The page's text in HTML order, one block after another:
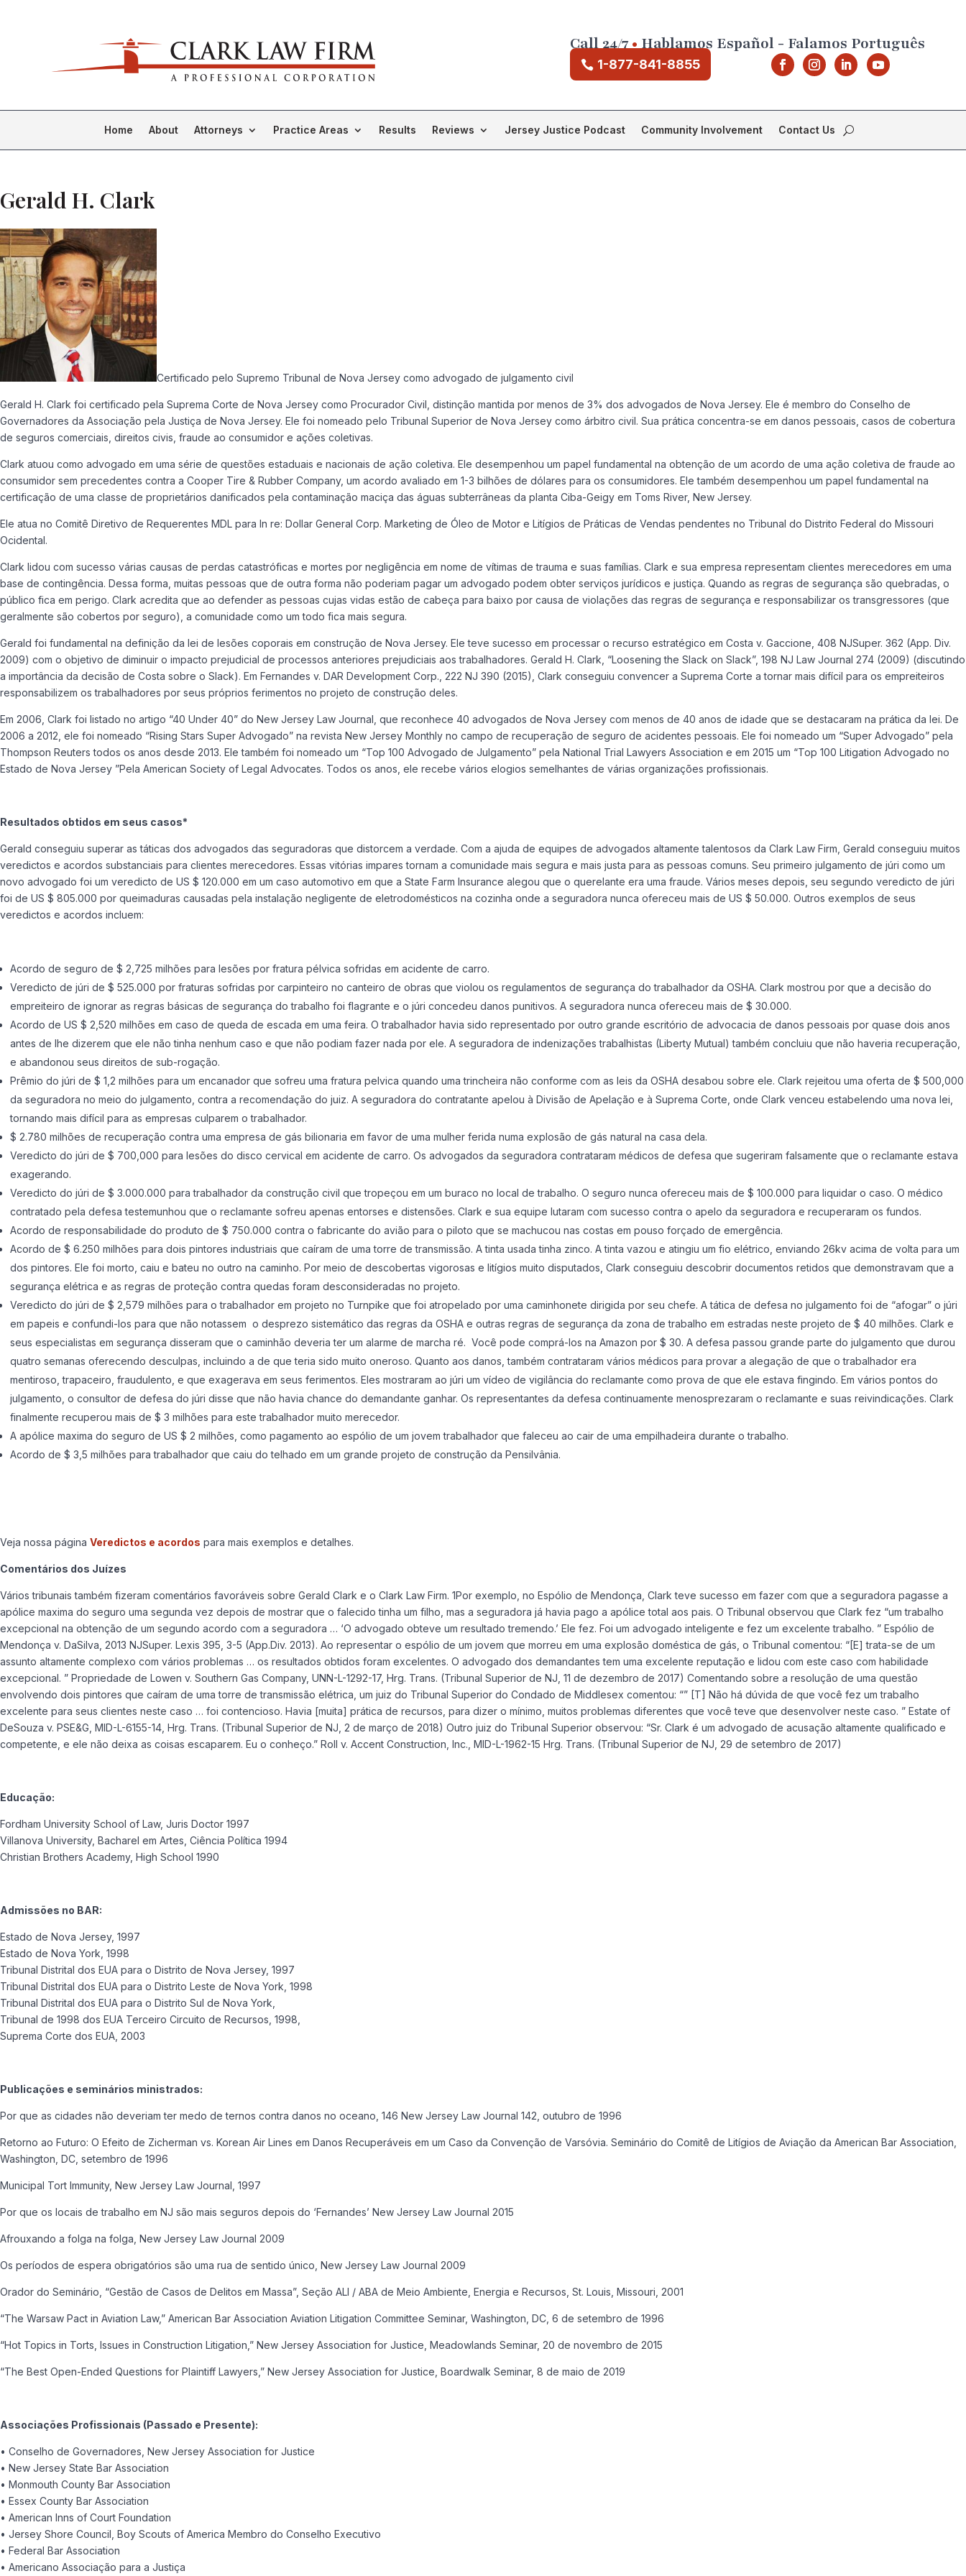
Call 24/7•Hablamos Español - Falamos Português
1-877-841-8855
Home About Attorneys Practice Areas Results Reviews Jersey Justice Podcast Community Involvement Contact Us
Gerald H. Clark
Certificado pelo Supremo Tribunal de Nova Jersey como advogado de julgamento civil
Gerald H. Clark foi certificado pela Suprema Corte de Nova Jersey como Procurador Civil, distinção mantida por menos de 3% dos advogados de Nova Jersey. Ele é membro do Conselho de
Governadores da Associação pela Justiça de Nova Jersey. Ele foi nomeado pelo Tribunal Superior de Nova Jersey como árbitro civil. Sua prática concentra-se em danos pessoais, casos de cobertura
de seguros comerciais, direitos civis, fraude ao consumidor e ações coletivas.
Clark atuou como advogado em uma série de questões estaduais e nacionais de ação coletiva. Ele desempenhou um papel fundamental na obtenção de um acordo de uma ação coletiva de fraude ao
consumidor sem precedentes contra a Cooper Tire & Rubber Company, um acordo avaliado em 1-3 bilhões de dólares para os consumidores. Ele também desempenhou um papel fundamental na
certificação de uma classe de proprietários danificados pela contaminação maciça das águas subterrâneas da planta Ciba-Geigy em Toms River, New Jersey.
Ele atua no Comitê Diretivo de Requerentes MDL para In re: Dollar General Corp. Marketing de Óleo de Motor e Litígios de Práticas de Vendas pendentes no Tribunal do Distrito Federal do Missouri
Ocidental.
Clark lidou com sucesso várias causas de perdas catastróficas e mortes por negligência em nome de vítimas de trauma e suas famílias. Clark e sua empresa representam clientes merecedores em uma
base de contingência. Dessa forma, muitas pessoas que de outra forma não poderiam pagar um advogado podem obter serviços jurídicos e justiça. Quando as regras de segurança são quebradas, o
público fica em perigo. Clark acredita que ao defender as pessoas cujas vidas estão de cabeça para baixo por causa de violações das regras de segurança e responsabilizar os transgressores (que
geralmente são cobertos por seguro), a comunidade como um todo fica mais segura.
Gerald foi fundamental na definição da lei de lesões coporais em construção de Nova Jersey. Ele teve sucesso em processar o recurso estratégico em Costa v. Gaccione, 408 NJSuper. 362 (App. Div.
2009) com o objetivo de diminuir o impacto prejudicial de processos anteriores prejudiciais aos trabalhadores. Gerald H. Clark, “Loosening the Slack on Slack”, 198 NJ Law Journal 274 (2009) (discutindo
a importância da decisão de Costa sobre o Slack). Em Fernandes v. DAR Development Corp., 222 NJ 390 (2015), Clark conseguiu convencer a Suprema Corte a tornar mais difícil para os empreiteiros
responsabilizem os trabalhadores por seus próprios ferimentos no projeto de construção deles.
Em 2006, Clark foi listado no artigo “40 Under 40” do New Jersey Law Journal, que reconhece 40 advogados de Nova Jersey com menos de 40 anos de idade que se destacaram na prática da lei. De
2006 a 2012, ele foi nomeado “Rising Stars Super Advogado” na revista New Jersey Monthly no campo de recuperação de seguro de acidentes pessoais. Ele foi nomeado um “Super Advogado” pela
Thompson Reuters todos os anos desde 2013. Ele também foi nomeado um “Top 100 Advogado de Julgamento” pela National Trial Lawyers Association e em 2015 um “Top 100 Litigation Advogado no
Estado de Nova Jersey ”Pela American Society of Legal Advocates. Todos os anos, ele recebe vários elogios semelhantes de várias organizações profissionais.
Resultados obtidos em seus casos*
Gerald conseguiu superar as táticas dos advogados das seguradoras que distorcem a verdade. Com a ajuda de equipes de advogados altamente talentosos da Clark Law Firm, Gerald conseguiu muitos
veredictos e acordos substanciais para clientes merecedores. Essas vitórias impares tornam a comunidade mais segura e mais justa para as pessoas comuns. Seu primeiro julgamento de júri como um
novo advogado foi um veredicto de US $ 120.000 em um caso automotivo em que a State Farm Insurance alegou que o querelante era uma fraude. Vários meses depois, seu segundo veredicto de júri
foi de US $ 805.000 por queimaduras causadas pela instalação negligente de eletrodomésticos na cozinha onde a seguradora nunca ofereceu mais de US $ 50.000. Outros exemplos de seus
veredictos e acordos incluem:
Acordo de seguro de $ 2,725 milhões para lesões por fratura pélvica sofridas em acidente de carro.
Veredicto de júri de $ 525.000 por fraturas sofridas por carpinteiro no canteiro de obras que violou os regulamentos de segurança do trabalhador da OSHA. Clark mostrou por que a decisão do
empreiteiro de ignorar as regras básicas de segurança do trabalho foi flagrante e o júri concedeu danos punitivos. A seguradora nunca ofereceu mais de $ 30.000.
Acordo de US $ 2,520 milhões em caso de queda de escada em uma feira. O trabalhador havia sido representado por outro grande escritório de advocacia de danos pessoais por quase dois anos
antes de lhe dizerem que ele não tinha nenhum caso e que não podiam fazer nada por ele. A seguradora de indenizações trabalhistas (Liberty Mutual) também concluiu que não haveria recuperação,
e abandonou seus direitos de sub-rogação.
Prêmio do júri de $ 1,2 milhões para um encanador que sofreu uma fratura pelvica quando uma trincheira não conforme com as leis da OSHA desabou sobre ele. Clark rejeitou uma oferta de $ 500,000
da seguradora no meio do julgamento, contra a recomendação do juiz. A seguradora do contratante apelou à Divisão de Apelação e à Suprema Corte, onde Clark venceu estabelendo uma nova lei,
tornando mais difícil para as empresas culparem o trabalhador.
$ 2.780 milhões de recuperação contra uma empresa de gás bilionaria em favor de uma mulher ferida numa explosão de gás natural na casa dela.
Veredicto do júri de $ 700,000 para lesões do disco cervical em acidente de carro. Os advogados da seguradora contrataram médicos de defesa que sugeriram falsamente que o reclamante estava
exagerando.
Veredicto do júri de $ 3.000.000 para trabalhador da construção civil que tropeçou em um buraco no local de trabalho. O seguro nunca ofereceu mais de $ 100.000 para liquidar o caso. O médico
contratado pela defesa testemunhou que o reclamante sofreu apenas entorses e distensões. Clark e sua equipe lutaram com sucesso contra o apelo da seguradora e recuperaram os fundos.
Acordo de responsabilidade do produto de $ 750.000 contra o fabricante do avião para o piloto que se machucou nas costas em pouso forçado de emergência.
Acordo de $ 6.250 milhões para dois pintores industriais que caíram de uma torre de transmissão. A tinta usada tinha zinco. A tinta vazou e atingiu um fio elétrico, enviando 26kv acima de volta para um
dos pintores. Ele foi morto, caiu e bateu no outro na caminho. Por meio de descobertas vigorosas e litígios muito disputados, Clark conseguiu descobrir documentos retidos que demonstravam que a
segurança elétrica e as regras de proteção contra quedas foram desconsideradas no projeto.
Veredicto do júri de $ 2,579 milhões para o trabalhador em projeto no Turnpike que foi atropelado por uma caminhonete dirigida por seu chefe. A tática de defesa no julgamento foi de “afogar” o júri
em papeis e confundi-los para que não notassem o desprezo sistemático das regras da OSHA e outras regras de segurança da zona de trabalho em estradas neste projeto de $ 40 milhões. Clark e
seus especialistas em segurança disseram que o caminhão deveria ter um alarme de marcha ré. Você pode comprá-los na Amazon por $ 30. A defesa passou grande parte do julgamento que durou
quatro semanas oferecendo desculpas, incluindo a de que teria sido muito oneroso. Quanto aos danos, também contrataram vários médicos para provar a alegação de que o trabalhador era
mentiroso, trapaceiro, fraudulento, e que exagerava em seus ferimentos. Eles mostraram ao júri um vídeo de vigilância do reclamante como prova de que ele estava fingindo. Em vários pontos do
julgamento, o consultor de defesa do júri disse que não havia chance do demandante ganhar. Os representantes da defesa continuamente menosprezaram o reclamante e suas reivindicações. Clark
finalmente recuperou mais de $ 3 milhões para este trabalhador muito merecedor.
A apólice maxima do seguro de US $ 2 milhões, como pagamento ao espólio de um jovem trabalhador que faleceu ao cair de uma empilhadeira durante o trabalho.
Acordo de $ 3,5 milhões para trabalhador que caiu do telhado em um grande projeto de construção da Pensilvânia.
Veja nossa página Veredictos e acordos para mais exemplos e detalhes.
Comentários dos Juízes
Vários tribunais também fizeram comentários favoráveis sobre Gerald Clark e o Clark Law Firm. 1Por exemplo, no Espólio de Mendonça, Clark teve sucesso em fazer com que a seguradora pagasse a
apólice maxima do seguro uma segunda vez depois de mostrar que o falecido tinha um filho, mas a seguradora já havia pago a apólice total aos pais. O Tribunal observou que Clark fez “um trabalho
excepcional na obtenção de um segundo acordo com a seguradora … ‘O advogado obteve um resultado tremendo.’ Ele fez. Foi um advogado inteligente e fez um excelente trabalho. ” Espólio de
Mendonça v. DaSilva, 2013 NJSuper. Lexis 395, 3-5 (App.Div. 2013). Ao representar o espólio de um jovem que morreu em uma explosão doméstica de gás, o Tribunal comentou: “[E] trata-se de um
assunto altamente complexo com vários problemas … os resultados obtidos foram excelentes. O advogado dos demandantes tem uma excelente reputação e lidou com este caso com habilidade
excepcional. ” Propriedade de Lowen v. Southern Gas Company, UNN-L-1292-17, Hrg. Trans. (Tribunal Superior de NJ, 11 de dezembro de 2017) Comentando sobre a resolução de uma questão
envolvendo dois pintores que caíram de uma torre de transmissão elétrica, um juiz do Tribunal Superior do Condado de Middlesex comentou: “” [T] Não há dúvida de que você fez um trabalho
excelente para seus clientes neste caso … foi contencioso. Havia [muita] prática de recursos, para dizer o mínimo, muitos problemas diferentes que você teve que desenvolver neste caso. ” Estate of
DeSouza v. PSE&G, MID-L-6155-14, Hrg. Trans. (Tribunal Superior de NJ, 2 de março de 2018) Outro juiz do Tribunal Superior observou: “Sr. Clark é um advogado de acusação altamente qualificado e
competente, e ele não deixa as coisas escaparem. Eu o conheço.” Roll v. Accent Construction, Inc., MID-L-1962-15 Hrg. Trans. (Tribunal Superior de NJ, 29 de setembro de 2017)
Educação:
Fordham University School of Law, Juris Doctor 1997
Villanova University, Bacharel em Artes, Ciência Política 1994
Christian Brothers Academy, High School 1990
Admissões no BAR:
Estado de Nova Jersey, 1997
Estado de Nova York, 1998
Tribunal Distrital dos EUA para o Distrito de Nova Jersey, 1997
Tribunal Distrital dos EUA para o Distrito Leste de Nova York, 1998
Tribunal Distrital dos EUA para o Distrito Sul de Nova York,
Tribunal de 1998 dos EUA Terceiro Circuito de Recursos, 1998,
Suprema Corte dos EUA, 2003
Publicações e seminários ministrados:
Por que as cidades não deveriam ter medo de ternos contra danos no oceano, 146 New Jersey Law Journal 142, outubro de 1996
Retorno ao Futuro: O Efeito de Zicherman vs. Korean Air Lines em Danos Recuperáveis em um Caso da Convenção de Varsóvia. Seminário do Comitê de Litígios de Aviação da American Bar Association,
Washington, DC, setembro de 1996
Municipal Tort Immunity, New Jersey Law Journal, 1997
Por que os locais de trabalho em NJ são mais seguros depois do ‘Fernandes’ New Jersey Law Journal 2015
Afrouxando a folga na folga, New Jersey Law Journal 2009
Os períodos de espera obrigatórios são uma rua de sentido único, New Jersey Law Journal 2009
Orador do Seminário, “Gestão de Casos de Delitos em Massa”, Seção ALI / ABA de Meio Ambiente, Energia e Recursos, St. Louis, Missouri, 2001
“The Warsaw Pact in Aviation Law,” American Bar Association Aviation Litigation Committee Seminar, Washington, DC, 6 de setembro de 1996
“Hot Topics in Torts, Issues in Construction Litigation,” New Jersey Association for Justice, Meadowlands Seminar, 20 de novembro de 2015
“The Best Open-Ended Questions for Plaintiff Lawyers,” New Jersey Association for Justice, Boardwalk Seminar, 8 de maio de 2019
Associações Profissionais (Passado e Presente):
• Conselho de Governadores, New Jersey Association for Justice
• New Jersey State Bar Association
• Monmouth County Bar Association
• Essex County Bar Association
• American Inns of Court Foundation
• Jersey Shore Council, Boy Scouts of America Membro do Conselho Executivo
• Federal Bar Association
• Americano Associação para a Justiça